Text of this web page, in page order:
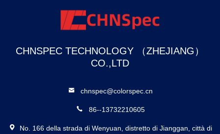
CHNSPEC TECHNOLOGY （ZHEJIANG）
CO.,LTD
chnspec@colorspec.cn
86--13732210605
No. 166 della strada di Wenyuan, distretto di Jianggan, città di